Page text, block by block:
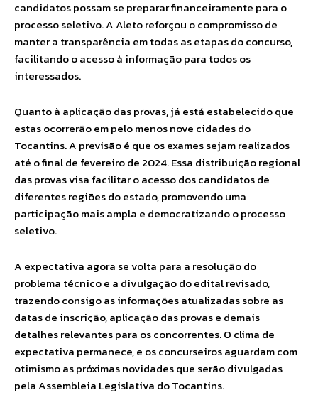
candidatos possam se preparar financeiramente para o
processo seletivo. A Aleto reforçou o compromisso de
manter a transparência em todas as etapas do concurso,
facilitando o acesso à informação para todos os
interessados.
Quanto à aplicação das provas, já está estabelecido que
estas ocorrerão em pelo menos nove cidades do
Tocantins. A previsão é que os exames sejam realizados
até o final de fevereiro de 2024. Essa distribuição regional
das provas visa facilitar o acesso dos candidatos de
diferentes regiões do estado, promovendo uma
participação mais ampla e democratizando o processo
seletivo.
A expectativa agora se volta para a resolução do
problema técnico e a divulgação do edital revisado,
trazendo consigo as informações atualizadas sobre as
datas de inscrição, aplicação das provas e demais
detalhes relevantes para os concorrentes. O clima de
expectativa permanece, e os concurseiros aguardam com
otimismo as próximas novidades que serão divulgadas
pela Assembleia Legislativa do Tocantins.